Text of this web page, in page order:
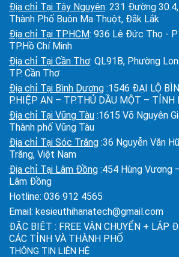
Địa chỉ Tại Tây Nguyên: 231 Đường
Thành Phố Buôn Ma Thuột, Đắk Lắk
Địa chỉ Tại TPHCM: 936 Lê Đức Thọ -
TP.Hồ Chí Minh
Địa chỉ Tại Cần Thơ: QL91B, Phường
TP. Cần Thơ
Địa chỉ Tại Bình Dương :1546 ĐẠI LỘ
P.HIỆP AN – TP.THỦ DẦU MỘT – TỈNH
Địa chỉ Tại Vũng Tàu :1615 Võ Nguyên
Thành phố Vũng Tàu
Địa chỉ Tại Sóc Trăng :36 Nguyễn Văn
Trăng, Việt Nam
Địa chỉ Tại Lâm Đồng :454 Hùng Vương
Lâm Đồng
Hotline: 036 912 4565
Email: kesieuthihanatech@gmail.com
ĐẶC BIỆT : FREE VẬN CHUYỂN + LẮP
CÁC TỈNH VÀ THÀNH PHỐ
THÔNG TIN LIÊN HỆ